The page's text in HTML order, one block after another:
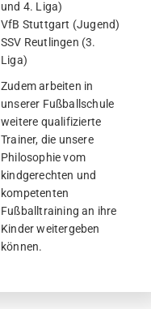
und 4. Liga)
VfB Stuttgart (Jugend)
SSV Reutlingen (3.
Liga)
Zudem arbeiten in
unserer Fußballschule
weitere qualifizierte
Trainer, die unsere
Philosophie vom
kindgerechten und
kompetenten
Fußballtraining an ihre
Kinder weitergeben
können.